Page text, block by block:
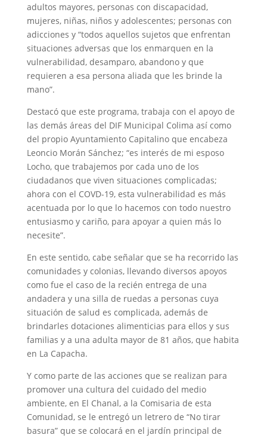
adultos mayores, personas con discapacidad,
mujeres, niñas, niños y adolescentes; personas con
adicciones y “todos aquellos sujetos que enfrentan
situaciones adversas que los enmarquen en la
vulnerabilidad, desamparo, abandono y que
requieren a esa persona aliada que les brinde la
mano”.
Destacó que este programa, trabaja con el apoyo de
las demás áreas del DIF Municipal Colima así como
del propio Ayuntamiento Capitalino que encabeza
Leoncio Morán Sánchez; “es interés de mi esposo
Locho, que trabajemos por cada uno de los
ciudadanos que viven situaciones complicadas;
ahora con el COVD-19, esta vulnerabilidad es más
acentuada por lo que lo hacemos con todo nuestro
entusiasmo y cariño, para apoyar a quien más lo
necesite”.
En este sentido, cabe señalar que se ha recorrido las
comunidades y colonias, llevando diversos apoyos
como fue el caso de la recién entrega de una
andadera y una silla de ruedas a personas cuya
situación de salud es complicada, además de
brindarles dotaciones alimenticias para ellos y sus
familias y a una adulta mayor de 81 años, que habita
en La Capacha.
Y como parte de las acciones que se realizan para
promover una cultura del cuidado del medio
ambiente, en El Chanal, a la Comisaria de esta
Comunidad, se le entregó un letrero de “No tirar
basura” que se colocará en el jardín principal de